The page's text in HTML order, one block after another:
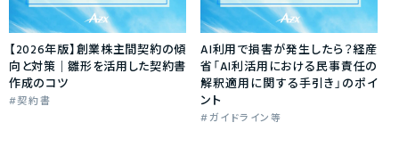
【2026年版】創業株主間契約の傾
向と対策｜雛形を活用した契約書
作成のコツ
契約書
AI利用で損害が発生したら？経産
省「AI利活用における民事責任の
解釈適用に関する手引き」のポイ
ント
ガイドライン等